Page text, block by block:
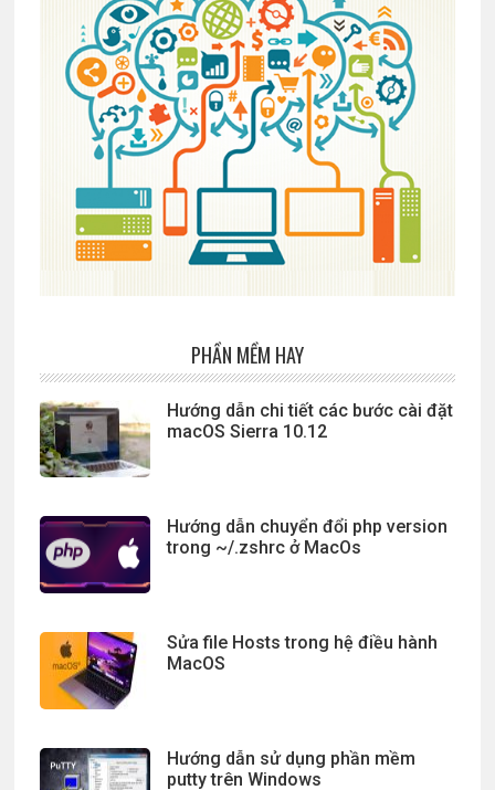
PHẦN MỀM HAY
Hướng dẫn chi tiết các bước cài đặt
macOS Sierra 10.12
Hướng dẫn chuyển đổi php version
trong ~/.zshrc ở MacOs
Sửa file Hosts trong hệ điều hành
MacOS
Hướng dẫn sử dụng phần mềm
putty trên Windows